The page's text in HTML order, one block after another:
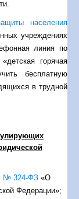
населения
учреждениях
линия по
горячая
бесплатную
в трудной
года № 2744-
помощи
техническом
по­мощи
территории
системы
Вологодской
от 21
и порядка
№ 324-ФЗ «О
Федерации»;